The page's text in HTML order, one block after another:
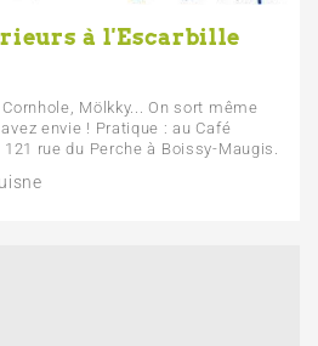
à l'Escarbille
Mölkky... On sort même
envie ! Pratique : au Café
rue du Perche à Boissy-Maugis.